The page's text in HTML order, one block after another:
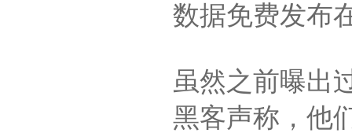
数据免费发布
虽然之前曝出
黑客声称，他